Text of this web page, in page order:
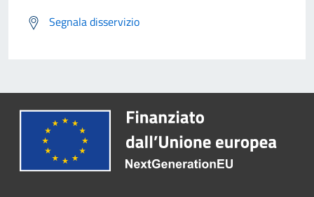
Segnala disservizio